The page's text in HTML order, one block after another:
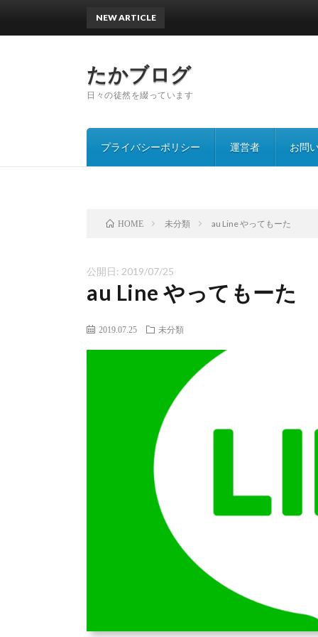
たかブログ
日々の徒然を綴っています
プライバシーポリシー 運営者 お問
NEW ARTICLE
HOME 未分類 au Line やってもーた
公開日: 2019/07/25
au Line やってもーた
2019.07.25 未分類